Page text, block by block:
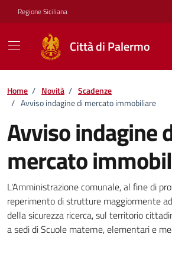
Vai ai contenuti
Vai al footer
Regione Siciliana
Città di Palermo
Home / Novità / Scadenze
/ Avviso indagine di mercato immobiliare
Avviso indagine
mercato
Dettagli della
L'Amministrazione comunale, al fine di
reperimento di strutture maggiormente
della sicurezza ricerca, sul territorio
a sedi di Scuole materne, elementari e